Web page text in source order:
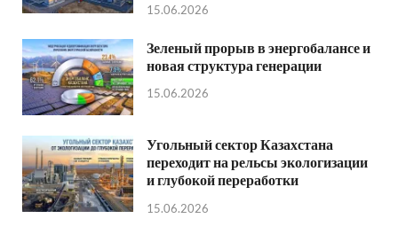
15.06.2026
Зеленый прорыв в энергобалансе и
новая структура генерации
15.06.2026
Угольный сектор Казахстана
переходит на рельсы экологизации
и глубокой переработки
15.06.2026